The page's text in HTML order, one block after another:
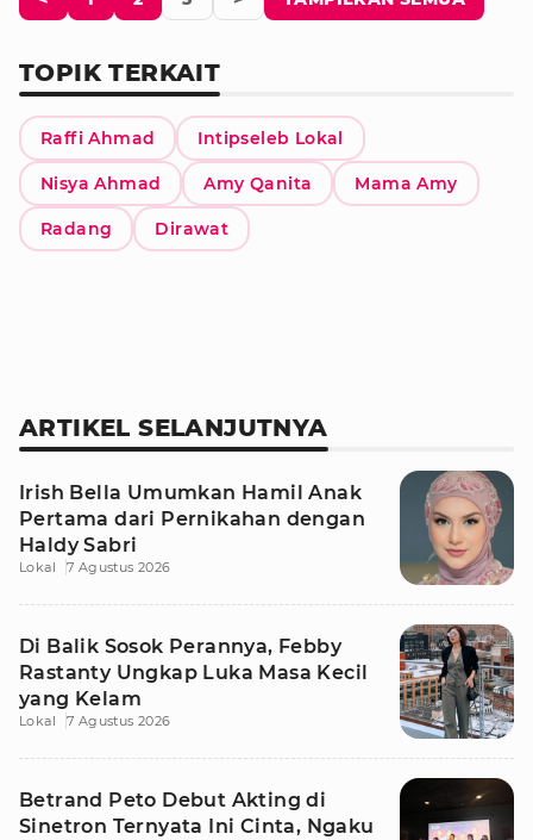
TOPIK TERKAIT
Raffi Ahmad Intipseleb Lokal
Nisya Ahmad Amy Qanita Mama Amy
Radang Dirawat
ARTIKEL SELANJUTNYA
Irish Bella Umumkan Hamil Anak
Pertama dari Pernikahan dengan
Haldy Sabri
Lokal 7 Agustus 2026
Di Balik Sosok Perannya, Febby
Rastanty Ungkap Luka Masa Kecil
yang Kelam
Lokal 7 Agustus 2026
Betrand Peto Debut Akting di
Sinetron Ternyata Ini Cinta, Ngaku